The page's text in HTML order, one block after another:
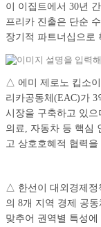
이 이집트에서 30년
프리카 진출은 단순
장기적 파트너십으로
△ 에미 제로노 킵소이
리카공동체(EAC)가
시장을 구축하고 있으
의료, 자동차 등 핵심
고 상호호혜적 협력
△ 한선이 대외경제정
의 8개 지역 경제 공
맞추어 권역별 특성